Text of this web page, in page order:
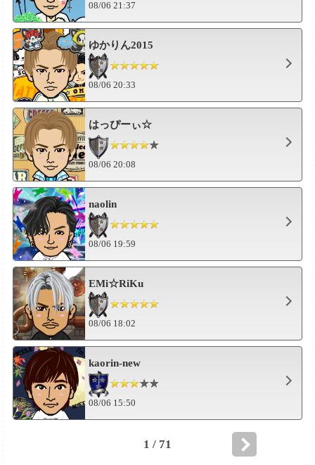
08/06 21:37
ゆかりん2015
08/06 20:33
はっぴーぃ☆
08/06 20:08
naolin
08/06 19:59
EMi☆RiKu
08/06 18:02
kaorin-new
08/06 15:50
1 / 71